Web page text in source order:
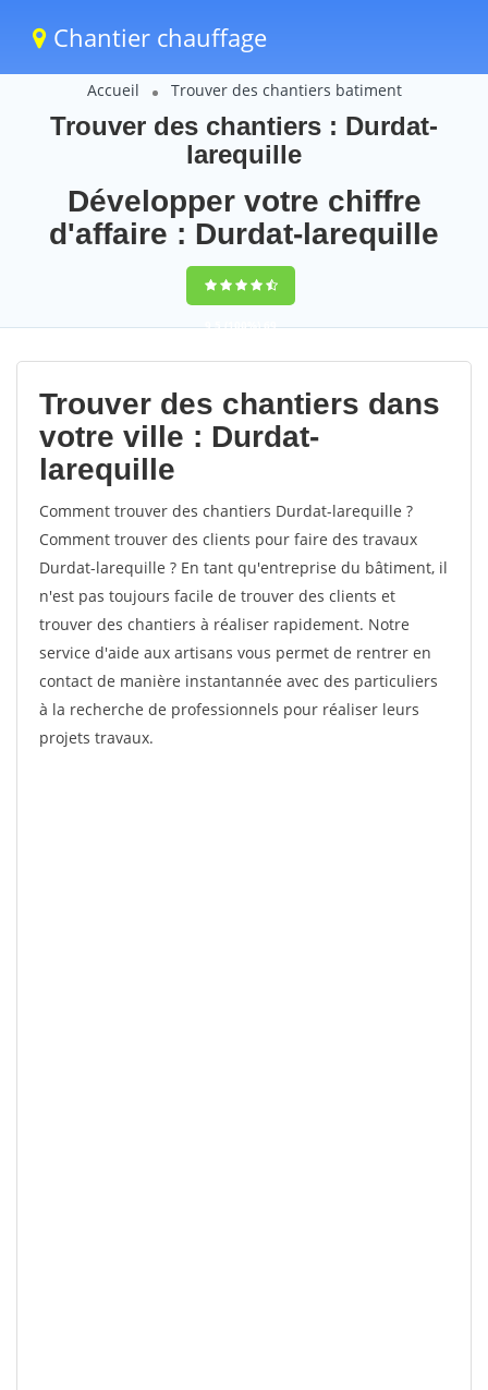
Chantier chauffage
Accueil Trouver des chantiers batiment
Trouver des chantiers : Durdat-
larequille
Développer votre chiffre
d'affaire : Durdat-larequille
9,5(100%)69
votes
Trouver des chantiers dans
votre ville : Durdat-
larequille
Comment trouver des chantiers Durdat-larequille ?
Comment trouver des clients pour faire des travaux
Durdat-larequille ? En tant qu'entreprise du bâtiment, il
n'est pas toujours facile de trouver des clients et
trouver des chantiers à réaliser rapidement. Notre
service d'aide aux artisans vous permet de rentrer en
contact de manière instantannée avec des particuliers
à la recherche de professionnels pour réaliser leurs
projets travaux.